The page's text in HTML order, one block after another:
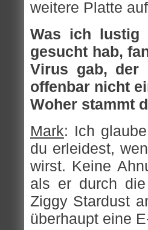
weitere Platte
Was ich lustig
gesucht hab,
Virus gab, der
offenbar nicht
Woher stammt
Mark: Ich
du erleidest,
wirst. Keine
als er durch
Ziggy Stardust
überhaupt eine